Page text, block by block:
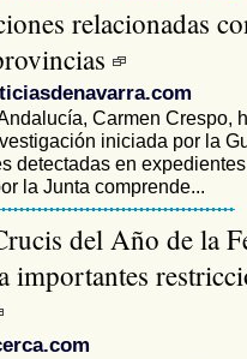
relacionadas
Carmen Crespo,
iniciada por la
detectadas en
la Junta comprende...
del Año de la
importantes